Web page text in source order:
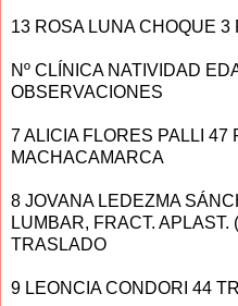
13 ROSA LUNA CHOQUE
Nº CLÍNICA NATIVIDAD
OBSERVACIONES
7 ALICIA FLORES PALLI 47
MACHACAMARCA
8 JOVANA LEDEZMA
LUMBAR, FRACT. APLAST.
TRASLADO
9 LEONCIA CONDORI 44